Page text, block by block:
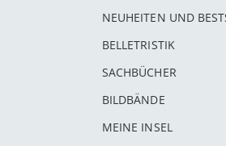
NEUHEITEN UND
BELLETRISTIK
SACHBÜCHER
BILDBÄNDE
MEINE INSEL